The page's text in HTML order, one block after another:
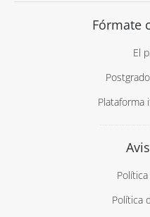
Fórmate
El
Plataforma
Política